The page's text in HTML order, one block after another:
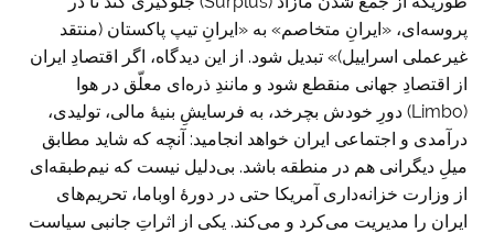
پروسه‌ای، «ایرانِ متخاصم» به «ایرانِ تیپ پاکستان (منتقد
غیرعملی اسراییل)» تبدیل شود. از این دیدگاه، اگر اقتصادِ ایران
از اقتصادِ جهانی منقطع شود و مانندِ ذره‌ای معلّق در هوا
(Limbo) دورِ خودش بچرخد، به فرسایشِ بنیۀ مالی، تولیدی،
درآمدی و اجتماعی ایران خواهد انجامید: آنچه که شاید مطابق
میلِ دیگرانی هم در منطقه باشد. بی‌دلیل نیست که نیم‌طبقه‌ای
از وزارت خزانه‌داری آمریکا حتی در دورۀ اوباما، تحریم‌های
ایران را مدیریت می‌کرد و می‌کند. یکی از اثراتِ جانبی سیاست